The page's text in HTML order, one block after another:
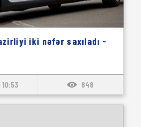
iki nəfər saxıladı -
848